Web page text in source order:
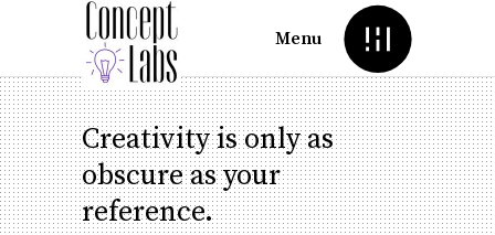
Menu
Creativity is only as
obscure as your
reference.